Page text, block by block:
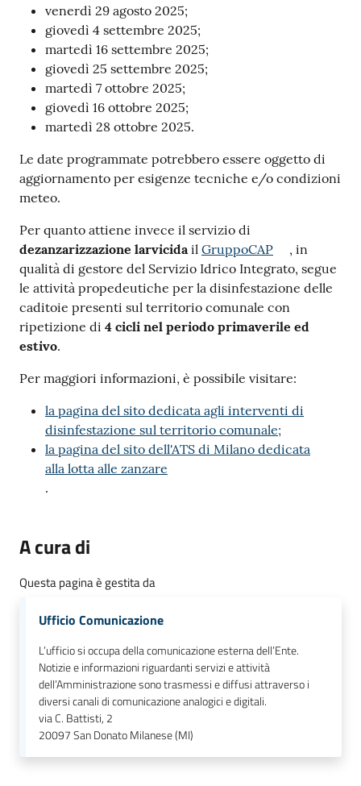
venerdì 29 agosto 2025;
giovedì 4 settembre 2025;
martedì 16 settembre 2025;
giovedì 25 settembre 2025;
martedì 7 ottobre 2025;
giovedì 16 ottobre 2025;
martedì 28 ottobre 2025.
Le date programmate potrebbero essere oggetto di
aggiornamento per esigenze tecniche e/o condizioni
meteo.
Per quanto attiene invece il servizio di
dezanzarizzazione larvicida il GruppoCAP
, in
qualità di gestore del Servizio Idrico Integrato, segue
le attività propedeutiche per la disinfestazione delle
caditoie presenti sul territorio comunale con
ripetizione di 4 cicli nel periodo primaverile ed
estivo.
Per maggiori informazioni, è possibile visitare:
la pagina del sito dedicata agli interventi di
disinfestazione sul territorio comunale;
la pagina del sito dell'ATS di Milano dedicata
alla lotta alle zanzare
.
A cura di
Questa pagina è gestita da
Ufficio Comunicazione
L’ufficio si occupa della comunicazione esterna dell’Ente.
Notizie e informazioni riguardanti servizi e attività
dell’Amministrazione sono trasmessi e diffusi attraverso i
diversi canali di comunicazione analogici e digitali.
via C. Battisti, 2
20097San Donato Milanese (MI)